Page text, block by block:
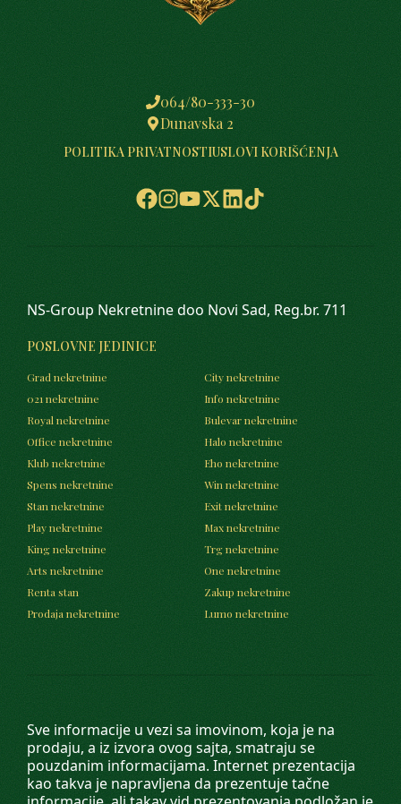
064/80-333-30
Dunavska 2
POLITIKA PRIVATNOSTIUSLOVI KORIŠĆENJA
Sve informacije u vezi sa imovinom, koja je na
prodaju, a iz izvora ovog sajta, smatraju se
pouzdanim informacijama. Internet prezentacija
kao takva je napravljena da prezentuje tačne
NS-Group Nekretnine doo Novi Sad, Reg.br. 711
POSLOVNE JEDINICE
Grad nekretnine
City nekretnine
021 nekretnine
Info nekretnine
Royal nekretnine
Bulevar nekretnine
Office nekretnine
Halo nekretnine
Klub nekretnine
Eho nekretnine
Spens nekretnine
Win nekretnine
Stan nekretnine
Exit nekretnine
Play nekretnine
Max nekretnine
King nekretnine
Trg nekretnine
Arts nekretnine
One nekretnine
Renta stan
Zakup nekretnine
Prodaja nekretnine
Lumo nekretnine